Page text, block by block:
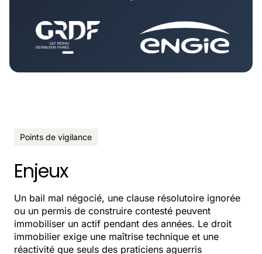
Points de vigilance
Enjeux
Un bail mal négocié, une clause résolutoire ignorée
ou un permis de construire contesté peuvent
immobiliser un actif pendant des années. Le droit
immobilier exige une maîtrise technique et une
réactivité que seuls des praticiens aguerris